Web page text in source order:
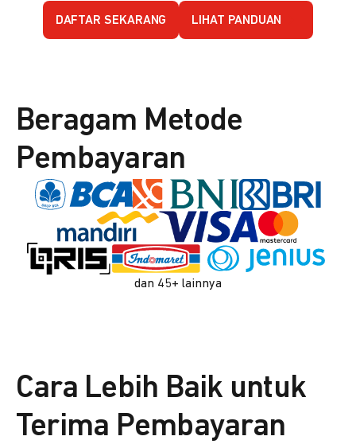
DAFTAR SEKARANG LIHAT PANDUAN
Beragam Metode
Pembayaran
dan 45+ lainnya
Cara Lebih Baik untuk
Terima Pembayaran